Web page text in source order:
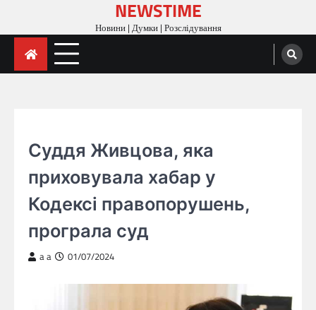
content
NEWSTIME
Новини | Думки | Розслідування
Суддя Живцова, яка
приховувала хабар у
Кодексі правопорушень,
програла суд
a a 01/07/2024